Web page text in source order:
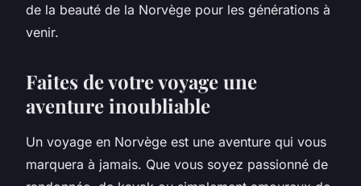
de la beauté de la Norvège pour les générations à
venir.
Faites de votre voyage une
aventure inoubliable
Un voyage en Norvège est une aventure qui vous
marquera à jamais. Que vous soyez passionné de